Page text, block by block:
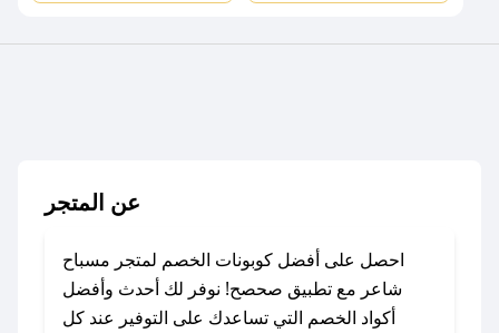
عن المتجر
احصل على أفضل كوبونات الخصم لمتجر مسباح
شاعر مع تطبيق صحصح! نوفر لك أحدث وأفضل
أكواد الخصم التي تساعدك على التوفير عند كل